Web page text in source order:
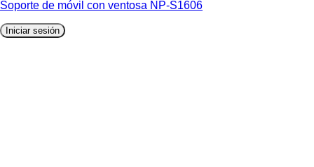
Soporte de móvil con ventosa NP-S1606
Iniciar sesión